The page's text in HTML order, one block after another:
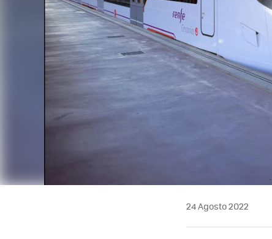
24 Agosto 2022